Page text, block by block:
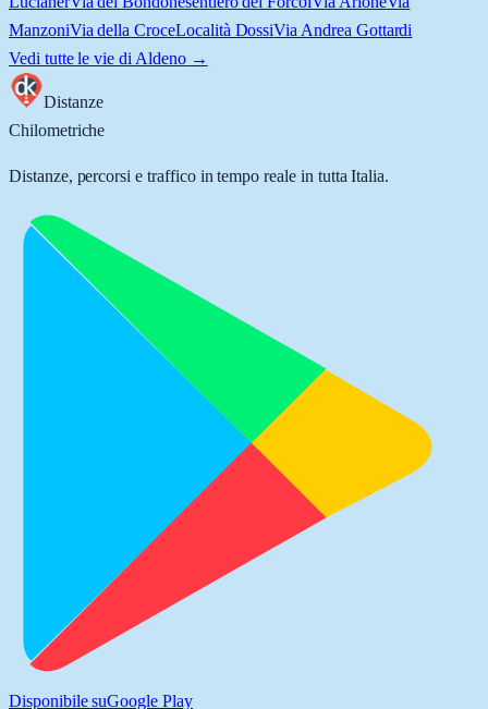
ManzoniVia della CroceLocalità DossiVia Andrea Gottardi
Vedi tutte le vie di Aldeno→
Distanze
Chilometriche
Distanze, percorsi e traffico in tempo reale in tutta Italia.
Disponibile suGoogle Play